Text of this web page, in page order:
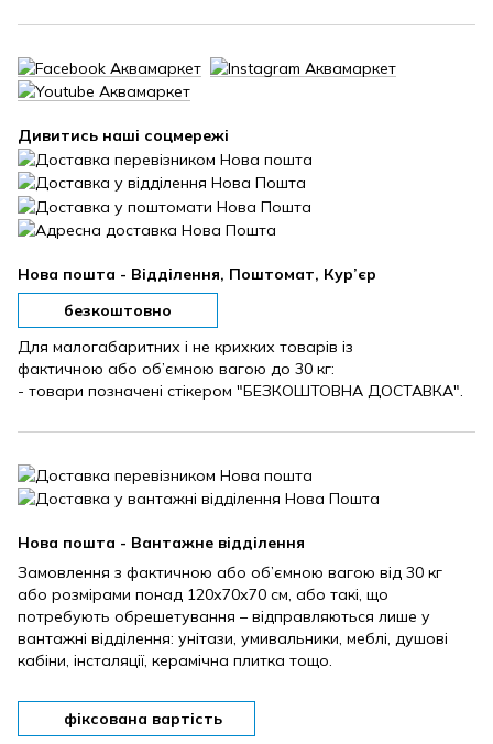
Дивитись наші соцмережі
Нова пошта - Відділення, Поштомат, Кур’єр
безкоштовно
Для малогабаритних і не крихких товарів із
фактичною або об’ємною вагою до 30 кг:
- товари позначені стікером "БЕЗКОШТОВНА ДОСТАВКА".
Нова пошта - Вантажне відділення
Замовлення з фактичною або об’ємною вагою від 30 кг
або розмірами понад 120х70х70 см, або такі, що
потребують обрешетування – відправляються лише у
вантажні відділення: унітази, умивальники, меблі, душові
кабіни, інсталяції, керамічна плитка тощо.
фіксована вартість